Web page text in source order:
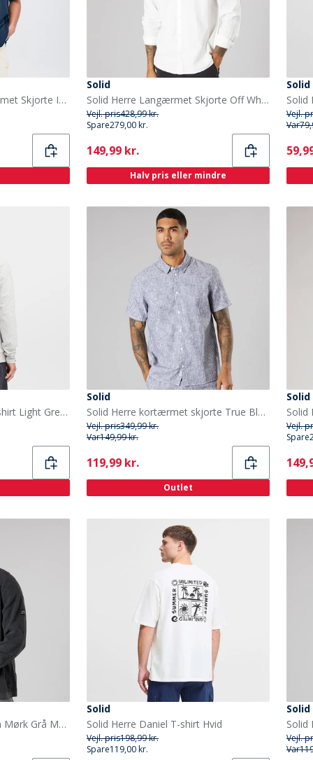
Solid Herre Pablo Kortærmet Skjorte Insignia Blue
Solid
Solid Herre Langærmet Skjorte Off White
Vejl. pris428,99 kr.
Spare279,00 kr.
Current
149,99 kr.
Halv pris eller mindre
Solid
Solid
Vejl.
Var
Solid Herre Dixon Sweatshirt Light Grey Melange
Solid
Solid Herre kortærmet skjorte True Black Melange
Vejl. pris349,99 kr.
Var149,99 kr.
Current
119,99 kr.
Outlet
Solid
Vejl.
Spare
Solid Herre Strik Cardigan Mørk Grå Marl Dar Grey M
Solid
Solid Herre Daniel T-shirt Hvid
Vejl. pris198,99 kr.
Spare119,00 kr.
Solid
Vejl.
Var